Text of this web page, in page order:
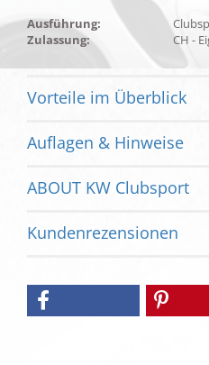
Ausführung:
Zulassung:
CH -
Vorteile im Überblick
Auflagen & Hinweise
ABOUT KW Clubsport
Kundenrezensionen